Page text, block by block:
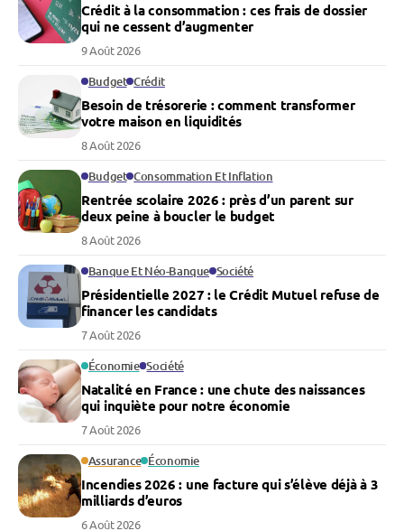
Crédit à la consommation : ces frais de dossier
qui ne cessent d’augmenter
9 Août 2026
Budget Crédit
Besoin de trésorerie : comment transformer
votre maison en liquidités
8 Août 2026
Budget Consommation Et Inflation
Rentrée scolaire 2026 : près d’un parent sur
deux peine à boucler le budget
8 Août 2026
Banque Et Néo-Banque Société
Présidentielle 2027 : le Crédit Mutuel refuse de
financer les candidats
7 Août 2026
Économie Société
Natalité en France : une chute des naissances
qui inquiète pour notre économie
7 Août 2026
Assurance Économie
Incendies 2026 : une facture qui s’élève déjà à 3
milliards d’euros
6 Août 2026